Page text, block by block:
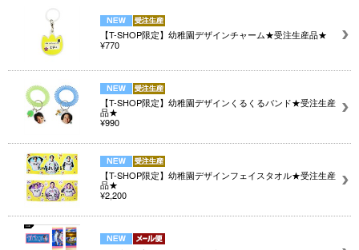
【T-SHOP限定】幼稚園デザインチャーム★受注生産品★
¥770
【T-SHOP限定】幼稚園デザインくるくるバンド★受注生産
品★
¥990
【T-SHOP限定】幼稚園デザインフェイスタオル★受注生産
品★
¥2,200